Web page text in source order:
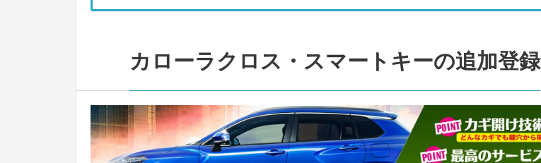
カローラクロス・スマートキーの追加登録